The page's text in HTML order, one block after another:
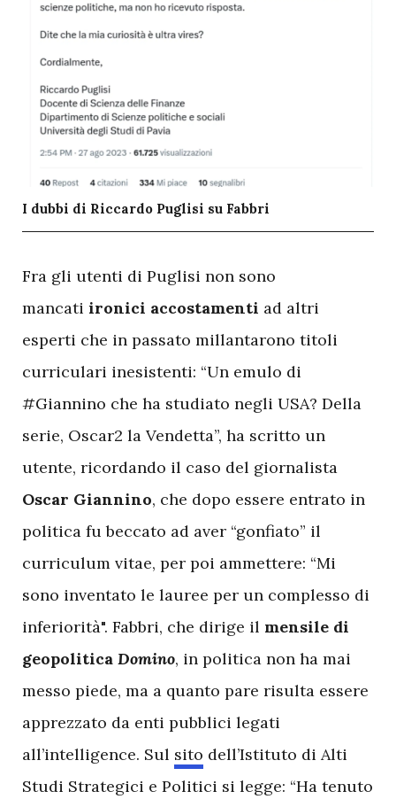
I dubbi di Riccardo Puglisi su Fabbri
Fra gli utenti di Puglisi non sono
mancati ironici accostamenti ad altri
esperti che in passato millantarono titoli
curriculari inesistenti: “Un emulo di
#Giannino che ha studiato negli USA? Della
serie, Oscar2 la Vendetta”, ha scritto un
utente, ricordando il caso del giornalista
Oscar Giannino, che dopo essere entrato in
politica fu beccato ad aver “gonfiato” il
curriculum vitae, per poi ammettere: “Mi
sono inventato le lauree per un complesso di
inferiorità". Fabbri, che dirige il mensile di
geopolitica Domino, in politica non ha mai
messo piede, ma a quanto pare risulta essere
apprezzato da enti pubblici legati
all’intelligence. Sul sito dell’Istituto di Alti
Studi Strategici e Politici si legge: “Ha tenuto